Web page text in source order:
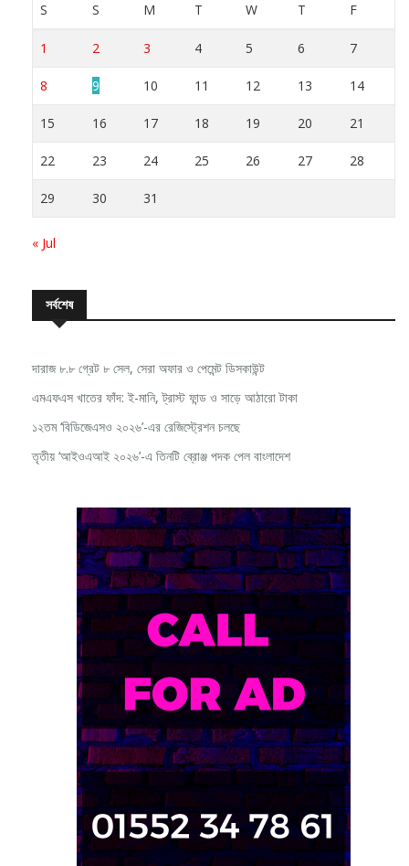
S S M T W T F
1 2 3 4 5 6 7
8 9 10 11 12 13 14
15 16 17 18 19 20 21
22 23 24 25 26 27 28
29 30 31
« Jul
সর্বশেষ
দারাজ ৮.৮ গ্রেট ৮ সেল, সেরা অফার ও পেমেন্ট ডিসকাউন্ট
এমএফএস খাতের ফাঁদ: ই-মানি, ট্রাস্ট ফান্ড ও সাড়ে আঠারো টাকা
১২তম ‘বিডিজেএসও ২০২৬’-এর রেজিস্ট্রেশন চলছে
তৃতীয় ‘আইওএআই ২০২৬’-এ তিনটি ব্রোঞ্জ পদক পেল বাংলাদেশ